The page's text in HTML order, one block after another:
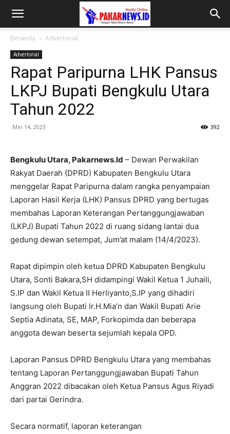
Beranda Advertorial
Advertorial
Rapat Paripurna LHK Pansus
LKPJ Bupati Bengkulu Utara
Tahun 2022
Mei 14, 2023 392
Bengkulu Utara, Pakarnews.Id – Dewan Perwakilan
Rakyat Daerah (DPRD) Kabupaten Bengkulu Utara
menggelar Rapat Paripurna dalam rangka penyampaian
Laporan Hasil Kerja (LHK) Pansus DPRD yang bertugas
membahas Laporan Keterangan Pertanggungjawaban
(LKPJ) Bupati Tahun 2022 di ruang sidang lantai dua
gedung dewan setempat, Jum’at malam (14/4/2023).
Rapat dipimpin oleh ketua DPRD Kabupaten Bengkulu
Utara, Sonti Bakara,SH didampingi Wakil Ketua 1 Juhaili,
S.IP dan Wakil Ketua II Herliyanto,S.IP yang dihadiri
langsung oleh Bupati Ir.H.Mia’n dan Wakil Bupati Arie
Septia Adinata, SE, MAP, Forkopimda dan beberapa
anggota dewan beserta sejumlah kepala OPD.
Laporan Pansus DPRD Bengkulu Utara yang membahas
tentang Laporan Pertanggungjawaban Bupati Tahun
Anggran 2022 dibacakan oleh Ketua Pansus Agus Riyadi
dari partai Gerindra.
Secara normatif, laporan keterangan